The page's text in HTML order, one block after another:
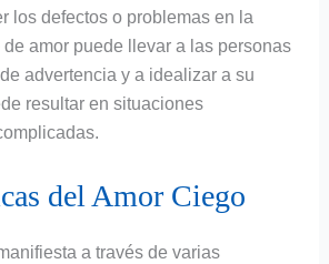
los defectos o problemas en la
amor puede llevar a las personas
advertencia y a idealizar a su
resultar en situaciones
del Amor Ciego
a través de varias